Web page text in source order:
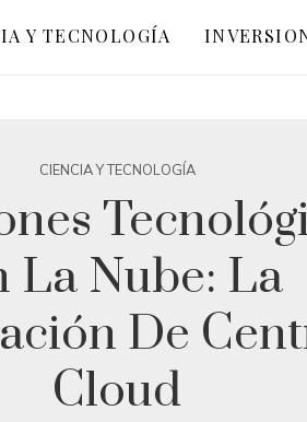
Y TECNOLOGÍA
CIENCIA Y TECNOLOGÍA
La Nube: La
De
Cloud